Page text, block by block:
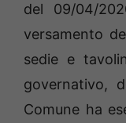
del 09/04/
versamento
sedie e
governativo,
Comune ha